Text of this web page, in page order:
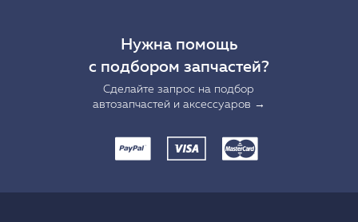
Нужна помощь
с подбором запчастей?
Сделайте запрос на подбор
автозапчастей и аксессуаров →